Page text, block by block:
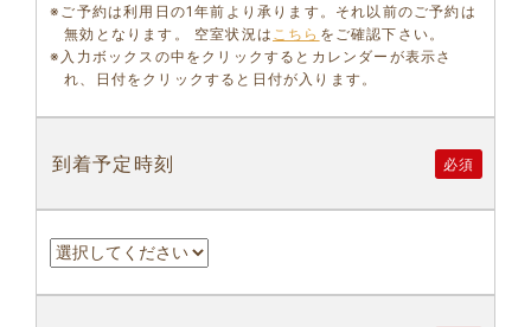
※ご予約は利用日の1年前より承ります。それ以前のご予約は
無効となります。 空室状況は こちら をご確認下さい。
※入力ボックスの中をクリックするとカレンダーが表示さ
れ、日付をクリックすると日付が入ります。
到着予定時刻 必須